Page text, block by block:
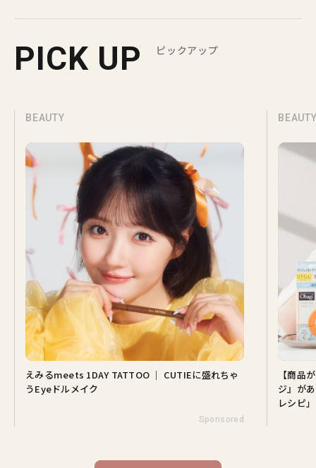
PICK UP ピックアップ
BEAUTY
えみるmeets 1DAY TATTOO ｜ CUTIEに盛れちゃ
うEyeドルメイク
Sponsored
【商品
ジ』が
レシピ」